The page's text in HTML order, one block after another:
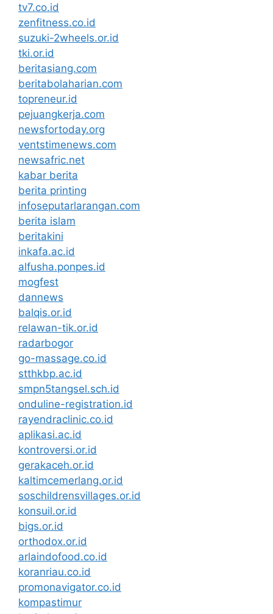
tv7.co.id
zenfitness.co.id
suzuki-2wheels.or.id
tki.or.id
beritasiang.com
beritabolaharian.com
topreneur.id
pejuangkerja.com
newsfortoday.org
ventstimenews.com
newsafric.net
kabar berita
berita printing
infoseputarlarangan.com
berita islam
beritakini
inkafa.ac.id
alfusha.ponpes.id
mogfest
dannews
balqis.or.id
relawan-tik.or.id
radarbogor
go-massage.co.id
stthkbp.ac.id
smpn5tangsel.sch.id
onduline-registration.id
rayendraclinic.co.id
aplikasi.ac.id
kontroversi.or.id
gerakaceh.or.id
kaltimcemerlang.or.id
soschildrensvillages.or.id
konsuil.or.id
bigs.or.id
orthodox.or.id
arlaindofood.co.id
koranriau.co.id
promonavigator.co.id
kompastimur